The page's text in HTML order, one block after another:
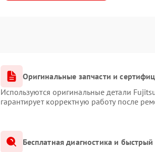
Оригинальные запчасти и
Используются оригинальные детали
гарантирует корректную работу после
Бесплатная диагностика и